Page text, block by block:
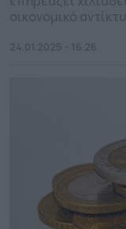
24.01.2025 - 16.26